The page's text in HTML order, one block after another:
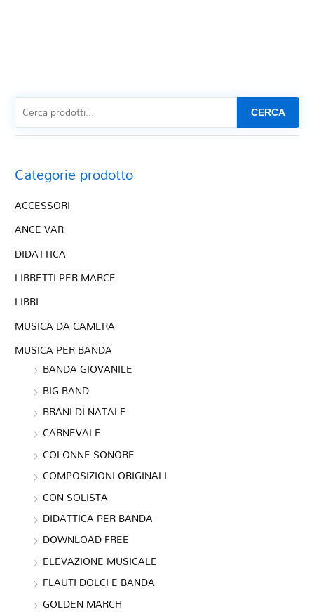
CERCA
Categorie prodotto
ACCESSORI
ANCE VAR
DIDATTICA
LIBRETTI PER MARCE
LIBRI
MUSICA DA CAMERA
MUSICA PER BANDA
BANDA GIOVANILE
BIG BAND
BRANI DI NATALE
CARNEVALE
COLONNE SONORE
COMPOSIZIONI ORIGINALI
CON SOLISTA
DIDATTICA PER BANDA
DOWNLOAD FREE
ELEVAZIONE MUSICALE
FLAUTI DOLCI E BANDA
GOLDEN MARCH